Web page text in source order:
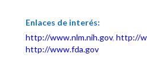
Enlaces de interés:
http://www.nlm.nih.gov, http://
http://www.fda.gov